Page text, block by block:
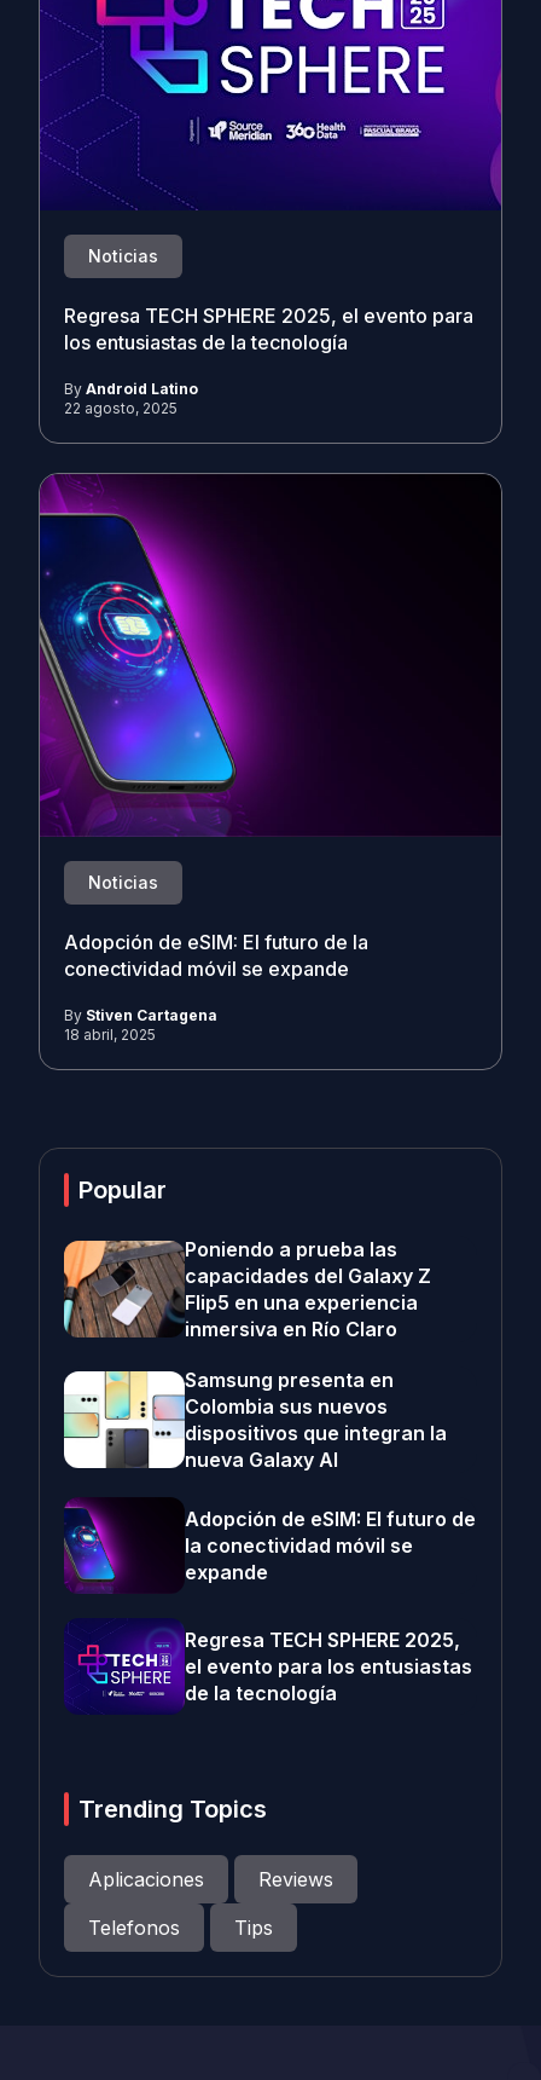
Noticias
Regresa TECH SPHERE 2025, el evento para
los entusiastas de la tecnología
By Android Latino
22 agosto, 2025
Noticias
Adopción de eSIM: El futuro de la
conectividad móvil se expande
By Stiven Cartagena
18 abril, 2025
Popular
Poniendo a prueba las
capacidades del Galaxy Z
Flip5 en una experiencia
inmersiva en Río Claro
Samsung presenta en
Colombia sus nuevos
dispositivos que integran la
nueva Galaxy AI
Adopción de eSIM: El futuro de
la conectividad móvil se
expande
Regresa TECH SPHERE 2025,
el evento para los entusiastas
de la tecnología
Trending Topics
Aplicaciones
Reviews
Telefonos
Tips